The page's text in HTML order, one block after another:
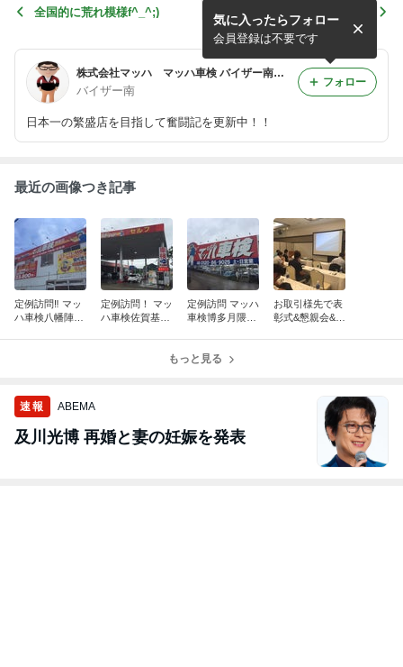
全国的に荒れ模様f^_^;) 明日から少しだけ
株式会社マッハ マッハ車検 バイザー南の徒然日記
バイザー南
日本一の繁盛店を目指して奮闘記を更新中！！
気に入ったらフォロー
会員登録は不要です
フォロー
最近の画像つき記事
定例訪問‼︎ マッ
ハ車検八幡陣原
定例訪問！ マッ
ハ車検佐賀基山
定例訪問 マッハ
車検博多月隈店
お取引様先で表
彰式&懇親会&勉
もっと見る
速報 ABEMA
及川光博 再婚と妻の妊娠を発表